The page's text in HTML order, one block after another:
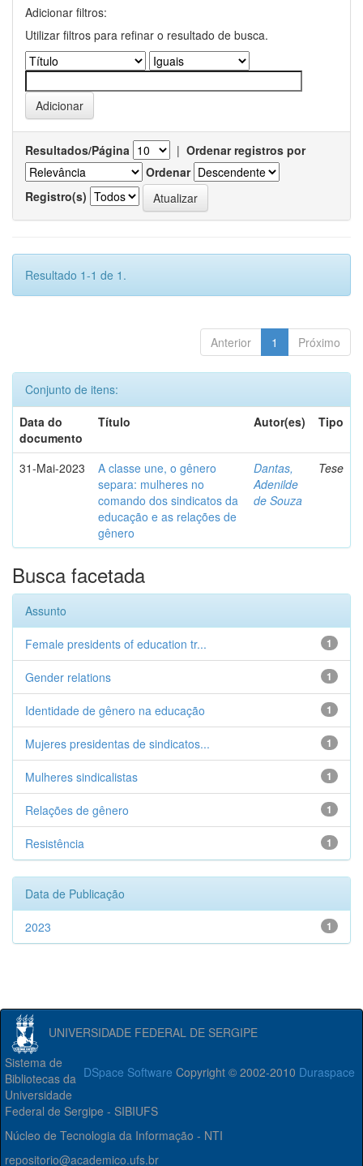
Adicionar filtros:
Utilizar filtros para refinar o resultado de busca.
Resultados/Página | Ordenar registros por
Ordenar
Registro(s)
Resultado 1-1 de 1.
Anterior 1 Próximo
Conjunto de itens:
Data do
documento
Título Autor(es) Tipo
31-Mai-2023
A classe une, o gênero
separa: mulheres no
comando dos sindicatos da
educação e as relações de
gênero
Dantas,
Adenilde
de Souza
Tese
Busca facetada
Assunto
1
Female presidents of education tr...
1
Gender relations
1
Identidade de gênero na educação
1
Mujeres presidentas de sindicatos...
1
Mulheres sindicalistas
1
Relações de gênero
1
Resistência
Data de Publicação
1
2023
UNIVERSIDADE FEDERAL DE SERGIPE
DSpace Software Copyright © 2002-2010 Duraspace
Sistema de
Bibliotecas da
Universidade
Federal de Sergipe - SIBIUFS
Núcleo de Tecnologia da Informação - NTI
repositorio@academico.ufs.br